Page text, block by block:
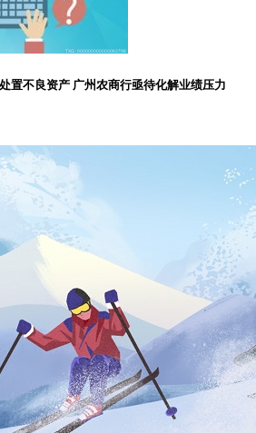
置不良资产 广州农商行亟待化解业绩压力